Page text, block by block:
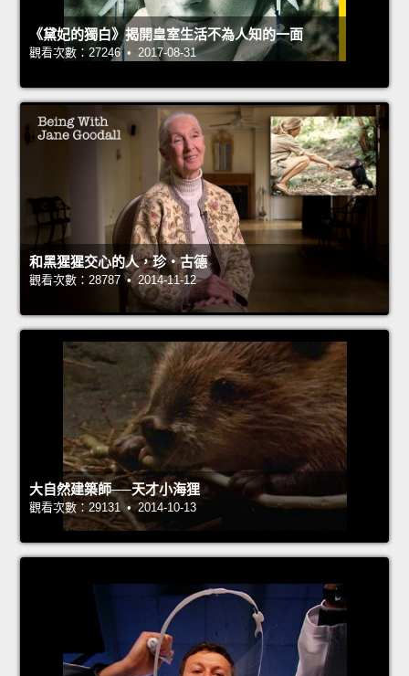
《黛妃的獨白》揭開皇室生活不為人知的一面
觀看次數：27246 • 2017-08-31
和黑猩猩交心的人，珍‧古德
觀看次數：28787 • 2014-11-12
大自然建築師──天才小海狸
觀看次數：29131 • 2014-10-13